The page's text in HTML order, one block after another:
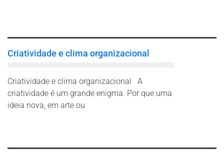
Criatividade e clima organizacional
Criatividade e clima organizacional A
criatividade é um grande enigma. Por que uma
ideia nova, em arte ou